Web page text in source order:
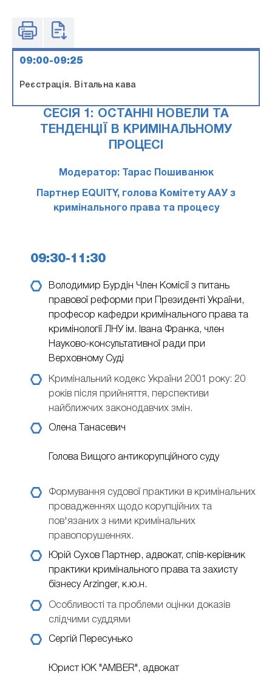
09:00-09:25
Реєстрація. Вітальна кава
СЕСІЯ 1: ОСТАННІ НОВЕЛИ ТА
ТЕНДЕНЦІЇ В КРИМІНАЛЬНОМУ
ПРОЦЕСІ
Модератор: Тарас Пошиванюк
Партнер EQUITY, голова Комітету ААУ з
кримінального права та процесу
09:30-11:30
Володимир Бурдін Член Комісії з питань
правової реформи при Президенті України,
професор кафедри кримінального права та
кримінології ЛНУ ім. Івана Франка, член
Науково-консультативної ради при
Верховному Суді
Кримінальний кодекс України 2001 року: 20
років після прийняття, перспективи
найближчих законодавчих змін.
Олена Танасевич
Голова Вищого антикорупційного суду
Формування судової практики в кримінальних
провадженнях щодо корупційних та
пов'язаних з ними кримінальних
правопорушеннях.
Юрій Сухов Партнер, адвокат, спів-керівник
практики кримінального права та захисту
бізнесу Arzinger, к.ю.н.
Особливості та проблеми оцінки доказів
слідчими суддями
Сергій Пересунько
Юрист ЮК "AMBER", адвокат